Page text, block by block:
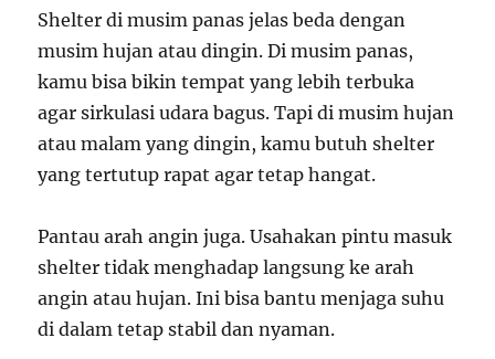
Shelter di musim panas jelas beda dengan
musim hujan atau dingin. Di musim panas,
kamu bisa bikin tempat yang lebih terbuka
agar sirkulasi udara bagus. Tapi di musim hujan
atau malam yang dingin, kamu butuh shelter
yang tertutup rapat agar tetap hangat.
Pantau arah angin juga. Usahakan pintu masuk
shelter tidak menghadap langsung ke arah
angin atau hujan. Ini bisa bantu menjaga suhu
di dalam tetap stabil dan nyaman.